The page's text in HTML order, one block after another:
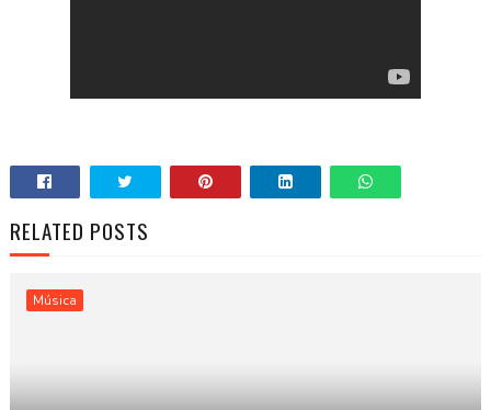
RELATED POSTS
Música